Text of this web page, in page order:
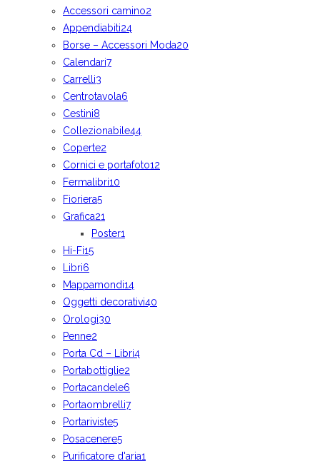
Accessori camino2
Appendiabiti24
Borse – Accessori Moda20
Calendari7
Carrelli3
Centrotavola6
Cestini8
Collezionabile44
Coperte2
Cornici e portafoto12
Fermalibri10
Fioriera5
Grafica21
Poster1
Hi-Fi15
Libri6
Mappamondi14
Oggetti decorativi40
Orologi30
Penne2
Porta Cd – Libri4
Portabottiglie2
Portacandele6
Portaombrelli7
Portariviste5
Posacenere5
Purificatore d'aria1